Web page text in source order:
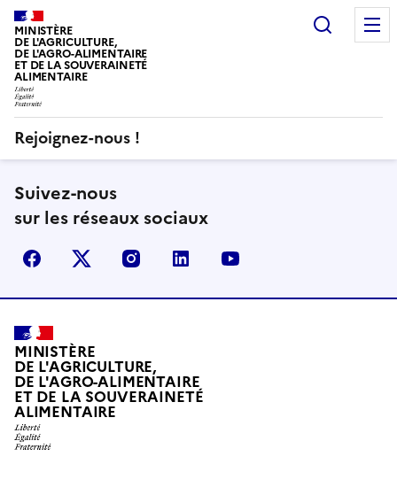
MINISTÈRE
DE L'AGRICULTURE,
DE L'AGRO-ALIMENTAIRE
ET DE LA SOUVERAINETÉ
ALIMENTAIRE
Rejoignez-nous !
Suivez-nous
sur les réseaux sociaux
FacebookX (Anciennement Twitter)
InstagramLinkedIn
MINISTÈRE
DE L'AGRICULTURE,
DE L'AGRO-ALIMENTAIRE
ET DE LA SOUVERAINETÉ
ALIMENTAIRE